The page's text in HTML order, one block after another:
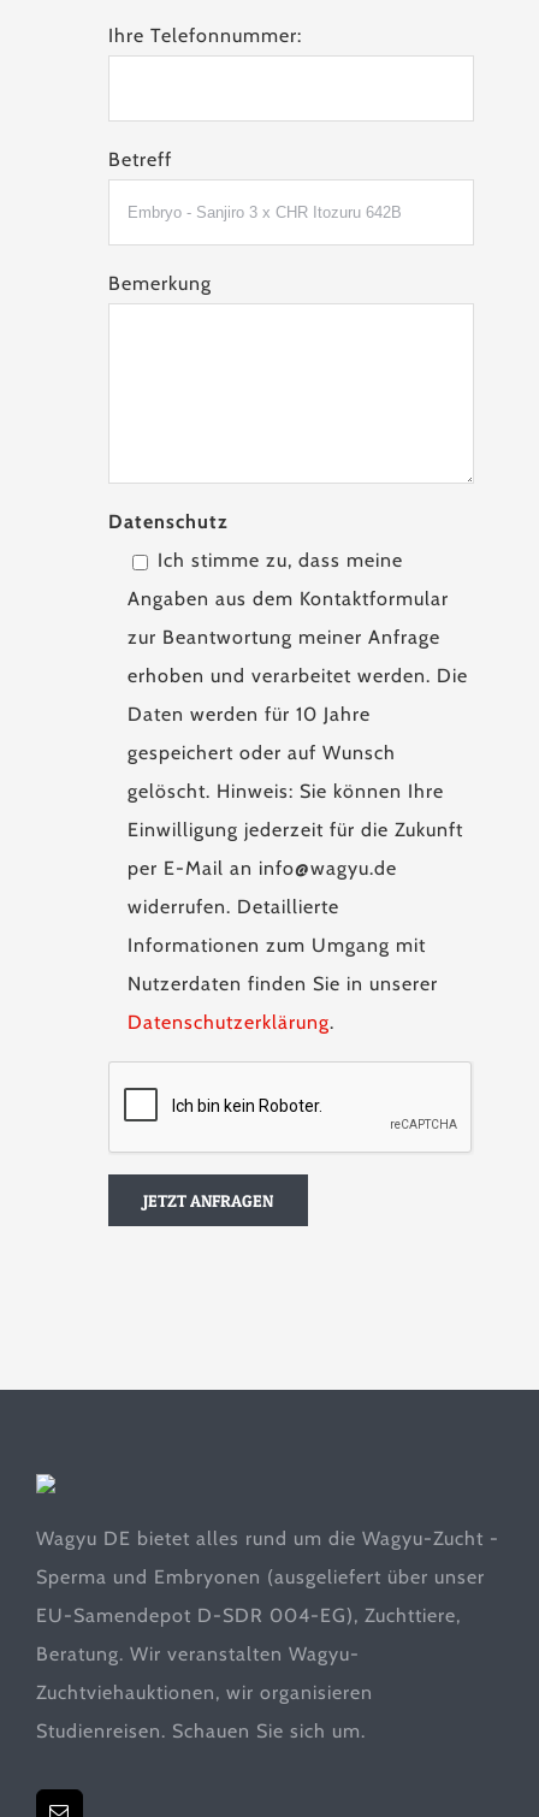
Ihre Telefonnummer:
Betreff
Bemerkung
Datenschutz
Ich stimme zu, dass meine
Angaben aus dem Kontaktformular
zur Beantwortung meiner Anfrage
erhoben und verarbeitet werden. Die
Daten werden für 10 Jahre
gespeichert oder auf Wunsch
gelöscht. Hinweis: Sie können Ihre
Einwilligung jederzeit für die Zukunft
per E-Mail an info@wagyu.de
widerrufen. Detaillierte
Informationen zum Umgang mit
Nutzerdaten finden Sie in unserer
Datenschutzerklärung.
Wagyu DE bietet alles rund um die Wagyu-Zucht -
Sperma und Embryonen (ausgeliefert über unser
EU-Samendepot D-SDR 004-EG), Zuchttiere,
Beratung. Wir veranstalten Wagyu-
Zuchtviehauktionen, wir organisieren
Studienreisen. Schauen Sie sich um.